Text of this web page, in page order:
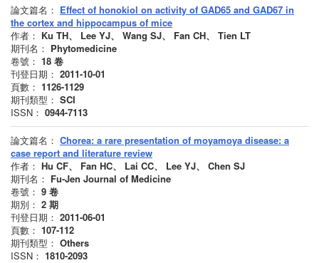
論文篇名： Effect of honokiol on activity of GAD65 and GAD67 in
the cortex and hippocampus of mice
作者： Ku TH、 Lee YJ、 Wang SJ、 Fan CH、 Tien LT
期刊名： Phytomedicine
卷號： 18 卷
刊登日期： 2011-10-01
頁數： 1126-1129
期刊類型： SCI
ISSN： 0944-7113
論文篇名： Chorea: a rare presentation of moyamoya disease: a
case report and literature review
作者： Hu CF、 Fan HC、 Lai CC、 Lee YJ、 Chen SJ
期刊名： Fu-Jen Journal of Medicine
卷號： 9 卷
期別： 2 期
刊登日期： 2011-06-01
頁數： 107-112
期刊類型： Others
ISSN： 1810-2093